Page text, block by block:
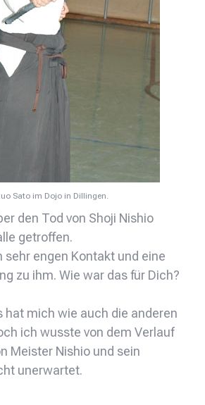
Sato im Dojo in Dillingen.
den Tod von Shoji Nishio
getroffen.
sehr engen Kontakt und eine
zu ihm. Wie war das für Dich?
hat mich wie auch die anderen
ich wusste von dem Verlauf
Meister Nishio und sein
unerwartet.